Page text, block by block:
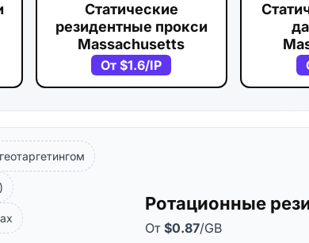
Статические
резидентные прокси
Massachusetts
От$1.6/IP
Ротационные
От $0.87/GB